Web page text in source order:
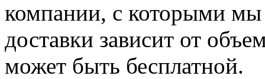
компании, с которыми
доставки зависит от
может быть бесплатной.